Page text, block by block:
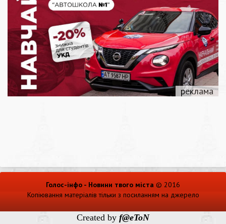
Голос-інфо - Новини твого міста © 2016
Копіювання матеріалів тільки з посиланням на джерело
Created by f@eToN